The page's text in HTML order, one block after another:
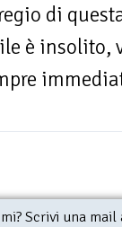
di
è insolito,
Scrivi una